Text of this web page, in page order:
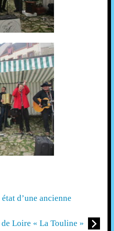
d’une ancienne
Loire « La Touline »